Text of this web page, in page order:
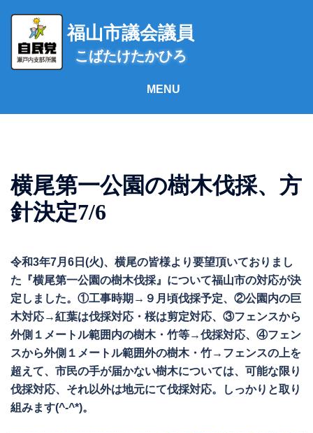
ス
福山市議会議員
こばたけたかひろ
横尾第一公園の樹木伐採、方
針決定7/6
令和3年7月6日(火)、横尾の皆様より要望頂いておりまし
た『横尾第一公園の樹木伐採』について福山市の対応が決
定しました。①工事時期→９月頃伐採予定、②公園内の巨
木対応→紅葉は伐採対応・桜は剪定対応、③フェンスから
外側１メートル範囲内の樹木・竹等→伐採対応、④フェン
スから外側１メートル範囲外の樹木・竹→フェンスの上を
超えて、市民の手が届かない樹木については、可能な限り
伐採対応、それ以外は地元にて伐採対応。しっかりと取り
組みます(^-^*)。